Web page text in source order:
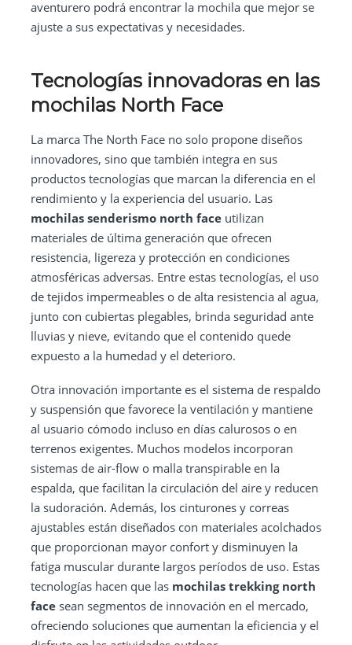
aventurero podrá encontrar la mochila que mejor se
ajuste a sus expectativas y necesidades.
Tecnologías innovadoras en las
mochilas North Face
La marca The North Face no solo propone diseños
innovadores, sino que también integra en sus
productos tecnologías que marcan la diferencia en el
rendimiento y la experiencia del usuario. Las
mochilas senderismo north faceutilizan
materiales de última generación que ofrecen
resistencia, ligereza y protección en condiciones
atmosféricas adversas. Entre estas tecnologías, el uso
de tejidos impermeables o de alta resistencia al agua,
junto con cubiertas plegables, brinda seguridad ante
lluvias y nieve, evitando que el contenido quede
expuesto a la humedad y el deterioro.
Otra innovación importante es el sistema de respaldo
y suspensión que favorece la ventilación y mantiene
al usuario cómodo incluso en días calurosos o en
terrenos exigentes. Muchos modelos incorporan
sistemas de air-flow o malla transpirable en la
espalda, que facilitan la circulación del aire y reducen
la sudoración. Además, los cinturones y correas
ajustables están diseñados con materiales acolchados
que proporcionan mayor confort y disminuyen la
fatiga muscular durante largos períodos de uso. Estas
tecnologías hacen que las mochilas trekking north
facesean segmentos de innovación en el mercado,
ofreciendo soluciones que aumentan la eficiencia y el